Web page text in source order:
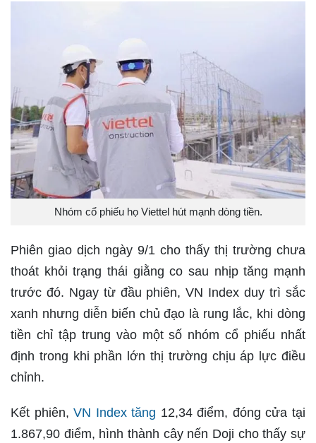
Nhóm cổ phiếu họ Viettel hút mạnh dòng tiền.
Phiên giao dịch ngày 9/1 cho thấy thị trường chưa
thoát khỏi trạng thái giằng co sau nhịp tăng mạnh
trước đó. Ngay từ đầu phiên, VN Index duy trì sắc
xanh nhưng diễn biến chủ đạo là rung lắc, khi dòng
tiền chỉ tập trung vào một số nhóm cổ phiếu nhất
định trong khi phần lớn thị trường chịu áp lực điều
chỉnh.
Kết phiên,VN Index tăng 12,34 điểm, đóng cửa tại
1.867,90 điểm, hình thành cây nến Doji cho thấy sự